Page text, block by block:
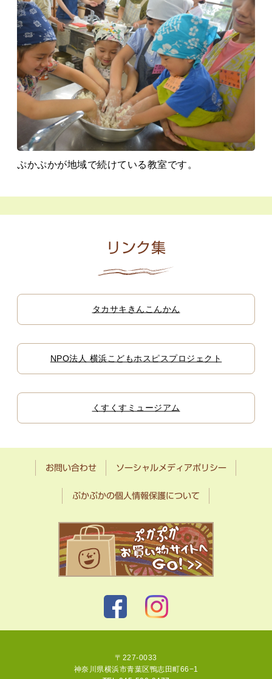
ぷかぷかが地域で続けている教室です。
リンク集
タカサキきんこんかん
NPO法人 横浜こどもホスピスプロジェクト
くすくすミュージアム
お問い合わせ ソーシャルメディアポリシー
ぷかぷかの個人情報保護について
〒227-0033
神奈川県横浜市青葉区鴨志田町66−1